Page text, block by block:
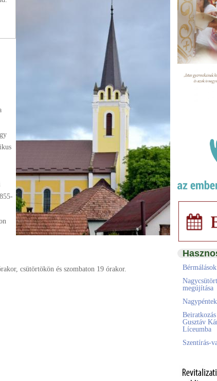
csütörtökön és szombaton 19 órakor.
megújítása
Gusztáv
Líceumba
Szentírás-